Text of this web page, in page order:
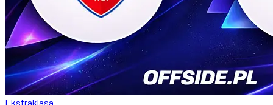
Ekstraklasa